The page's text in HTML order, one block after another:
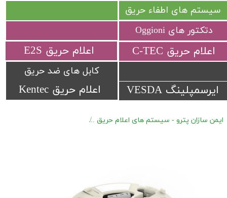
اعلام حریق Kentec
​اعلام حریق C-TEC​​​​​​​ ​اعلام حریق E2S
ایرسمپلینگ VESDA
سیستم های اطفاء حریق
کابل های ضد حریق
دتکتور های Oggioni
ایمن سازان پترو - سیستم های اعلام حریق